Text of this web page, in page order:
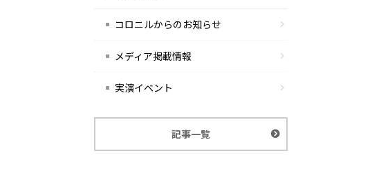
コロニルからのお知らせ
メディア掲載情報
実演イベント
記事一覧